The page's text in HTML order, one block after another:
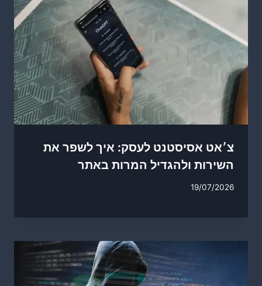
צ׳אט אסיסטנט לעסק: איך לשפר את
השירות ולהגדיל המרות באתר
19/07/2026